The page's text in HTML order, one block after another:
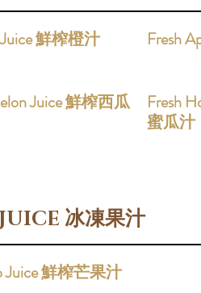
鮮榨橙汁 Fresh
Juice 鮮榨西瓜
Fresh
蜜瓜汁
冰凍果汁
Juice 鮮榨芒果汁